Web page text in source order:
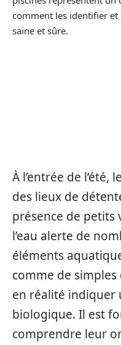
À l’entrée de l’été,
des lieux de
présence de petits
l’eau alerte de
éléments
comme de
en réalité indiquer
biologique. Il est
comprendre leur